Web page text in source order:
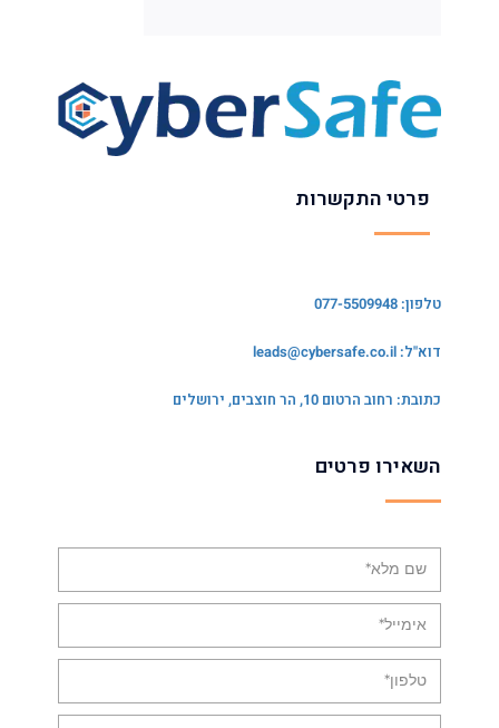
פרטי התקשרות
טלפון: 077-5509948
דוא"ל:leads@cybersafe.co.il
כתובת: רחוב הרטום 10, הר חוצבים, ירושלים
השאירו פרטים